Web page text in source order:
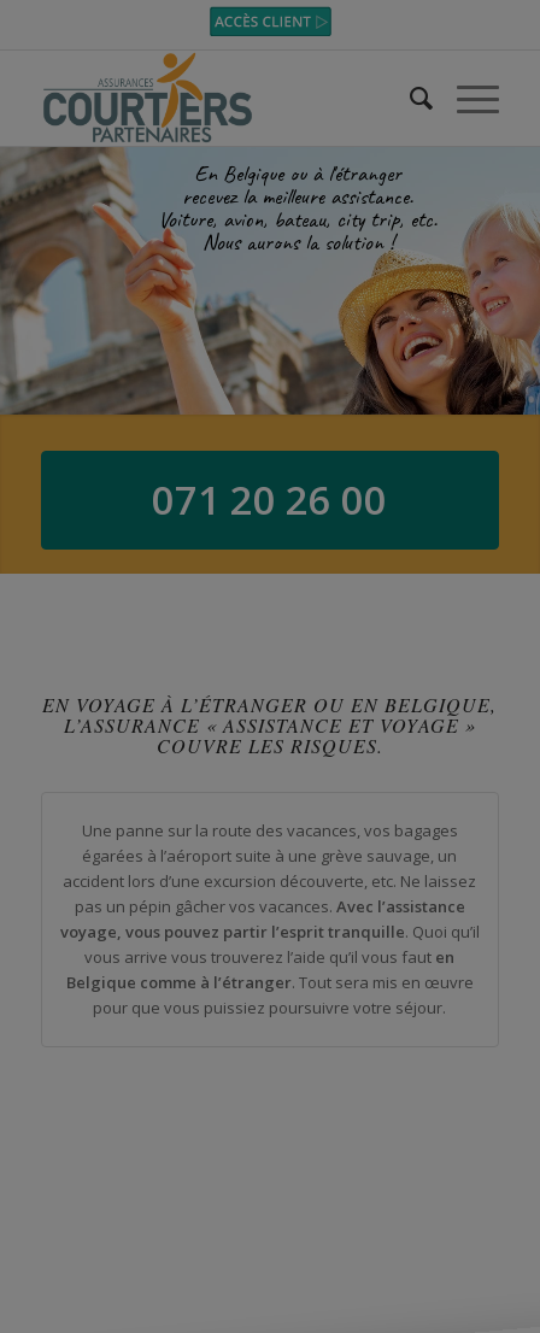
En Belgique ou à l'étranger
recevez la meilleure assistance.
Voiture, avion, bateau, city trip, etc.
Nous aurons la solution !
071 20 26 00
EN VOYAGE À L’ÉTRANGER OU EN BELGIQUE,
L’ASSURANCE « ASSISTANCE ET VOYAGE »
COUVRE LES RISQUES.
Une panne sur la route des vacances, vos bagages
égarées à l’aéroport suite à une grève sauvage, un
accident lors d’une excursion découverte, etc. Ne laissez
pas un pépin gâcher vos vacances. Avec l’assistance
voyage, vous pouvez partir l’esprit tranquille. Quoi qu’il
vous arrive vous trouverez l’aide qu’il vous faut en
Belgique comme à l’étranger. Tout sera mis en œuvre
pour que vous puissiez poursuivre votre séjour.